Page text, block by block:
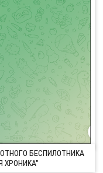
БЕСПИЛОТНИКА
ХРОНИКА"